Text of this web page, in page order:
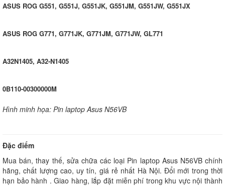
ASUS ROG G551, G551J, G551JK, G551JM, G551JW, G551JX
ASUS ROG G771, G771JK, G771JM, G771JW, GL771
A32N1405, A32-N1405
0B110-00300000M
Hình minh họa: Pin laptop Asus N56VB
Đặc điểm
Mua bán, thay thế, sửa chữa các loại Pin laptop Asus N56VB chính
hãng, chất lượng cao, uy tín, giá rẻ nhất Hà Nội. Đổi mới trong thời
hạn bảo hành . Giao hàng, lắp đặt miễn phí trong khu vực nội thành